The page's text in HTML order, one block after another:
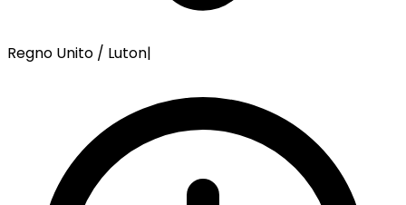
Regno Unito / Luton|